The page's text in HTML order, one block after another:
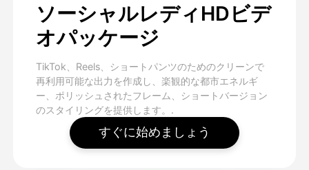
ソーシャルレディHDビデ
オパッケージ
TikTok、Reels、ショートパンツのためのクリーンで
再利用可能な出力を作成し、楽観的な都市エネルギ
ー、ポリッシュされたフレーム、ショートバージョン
のスタイリングを提供します。.
すぐに始めましょう